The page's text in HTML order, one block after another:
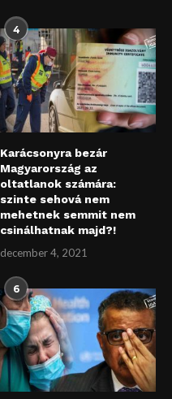
4
Karácsonyra bezár
Magyarország az
oltatlanok számára:
szinte sehová nem
mehetnek semmit nem
csinálhatnak majd?!
december 4, 2021
6